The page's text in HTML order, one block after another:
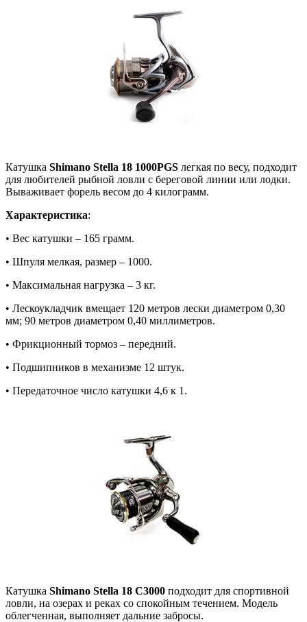
Катушка Shimano Stella 18 1000PGS легкая по весу, подходит
для любителей рыбной ловли с береговой линии или лодки.
Вываживает форель весом до 4 килограмм.
Характеристика:
• Вес катушки – 165 грамм.
• Шпуля мелкая, размер – 1000.
• Максимальная нагрузка – 3 кг.
• Лескоукладчик вмещает 120 метров лески диаметром 0,30
мм; 90 метров диаметром 0,40 миллиметров.
• Фрикционный тормоз – передний.
• Подшипников в механизме 12 штук.
• Передаточное число катушки 4,6 к 1.
Катушка Shimano Stella 18 C3000 подходит для спортивной
ловли, на озерах и реках со спокойным течением. Модель
облегченная, выполняет дальние забросы.